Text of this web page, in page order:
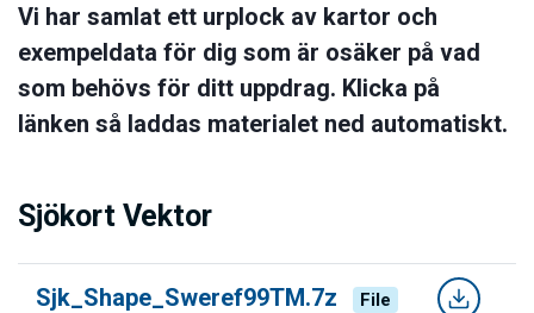
Vi har samlat ett urplock av kartor och
exempeldata för dig som är osäker på vad
som behövs för ditt uppdrag. Klicka på
länken så laddas materialet ned automatiskt.
Sjökort Vektor
Sjk_Shape_Sweref99TM.7z File